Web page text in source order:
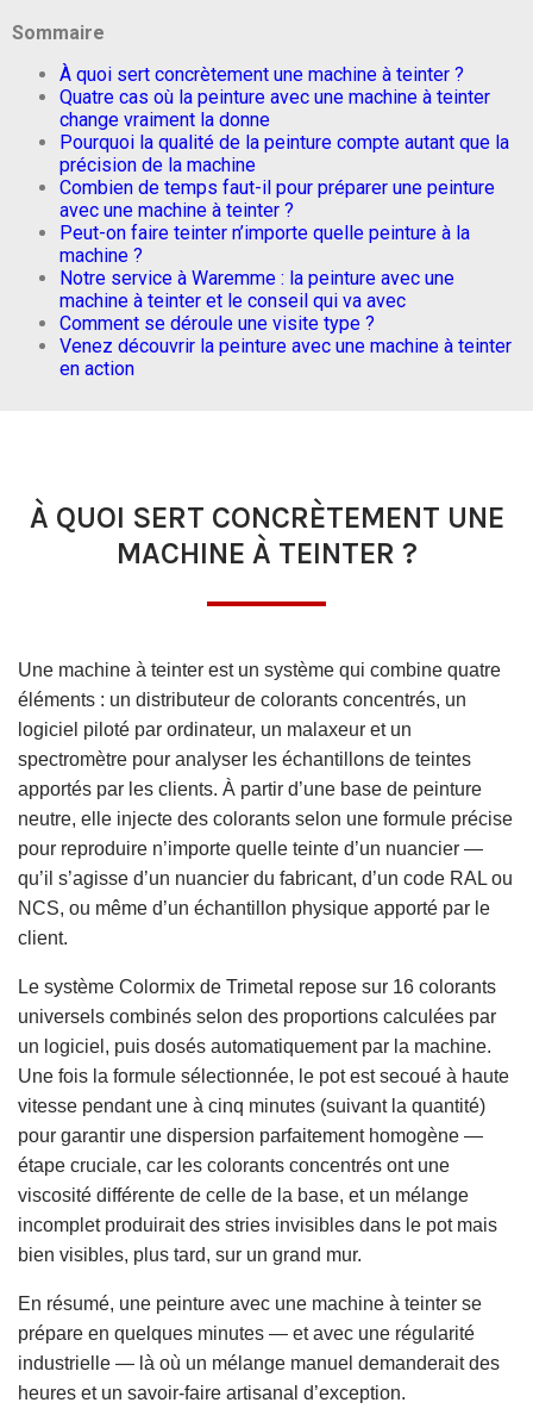
Sommaire
À quoi sert concrètement une machine à teinter ?
Quatre cas où la peinture avec une machine à teinter
change vraiment la donne
Pourquoi la qualité de la peinture compte autant que la
précision de la machine
Combien de temps faut-il pour préparer une peinture
avec une machine à teinter ?
Peut-on faire teinter n’importe quelle peinture à la
machine ?
Notre service à Waremme : la peinture avec une
machine à teinter et le conseil qui va avec
Comment se déroule une visite type ?
Venez découvrir la peinture avec une machine à teinter
en action
À QUOI SERT CONCRÈTEMENT UNE
MACHINE À TEINTER ?
Une machine à teinter est un système qui combine quatre
éléments : un distributeur de colorants concentrés, un
logiciel piloté par ordinateur, un malaxeur et un
spectromètre pour analyser les échantillons de teintes
apportés par les clients. À partir d’une base de peinture
neutre, elle injecte des colorants selon une formule précise
pour reproduire n’importe quelle teinte d’un nuancier —
qu’il s’agisse d’un nuancier du fabricant, d’un code RAL ou
NCS, ou même d’un échantillon physique apporté par le
client.
Le système Colormix de Trimetal repose sur 16 colorants
universels combinés selon des proportions calculées par
un logiciel, puis dosés automatiquement par la machine.
Une fois la formule sélectionnée, le pot est secoué à haute
vitesse pendant une à cinq minutes (suivant la quantité)
pour garantir une dispersion parfaitement homogène —
étape cruciale, car les colorants concentrés ont une
viscosité différente de celle de la base, et un mélange
incomplet produirait des stries invisibles dans le pot mais
bien visibles, plus tard, sur un grand mur.
En résumé, une peinture avec une machine à teinter se
prépare en quelques minutes — et avec une régularité
industrielle — là où un mélange manuel demanderait des
heures et un savoir-faire artisanal d’exception.